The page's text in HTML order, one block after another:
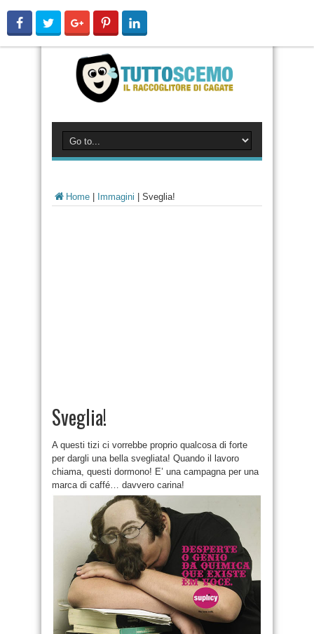
Home Immagini Sveglia!
Sveglia!
A questi tizi ci vorrebbe proprio qualcosa di forte
per dargli una bella svegliata! Quando il lavoro
chiama, questi dormono! E’ una campagna per una
marca di caffé… davvero carina!